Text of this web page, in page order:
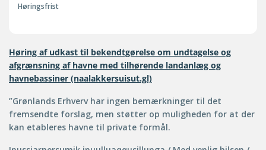
Høringsfrist
Høring af udkast til bekendtgørelse om undtagelse og
afgrænsning af havne med tilhørende landanlæg og
havnebassiner (naalakkersuisut.gl)
”Grønlands Erhverv har ingen bemærkninger til det
fremsendte forslag, men støtter op muligheden for at der
kan etableres havne til private formål.